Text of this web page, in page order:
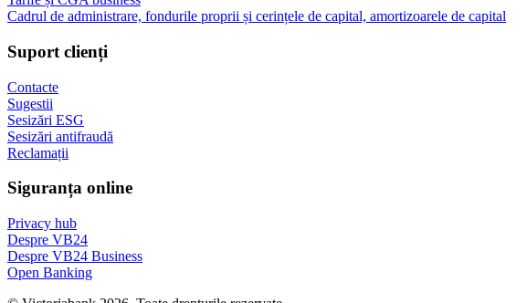
Cadrul de administrare, fondurile proprii și cerințele de capital, amortizoarele de capital
Suport clienți
Contacte
Sugestii
Sesizări ESG
Sesizări antifraudă
Reclamații
Siguranța online
Privacy hub
Despre VB24
Despre VB24 Business
Open Banking